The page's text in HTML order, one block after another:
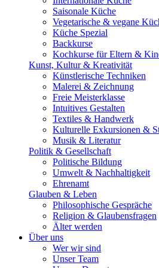
Saisonale Küche
Vegetarische & vegane
Küche Spezial
Backkurse
Kochkurse für Eltern &
Kunst, Kultur & Kreativität
Künstlerische Techniken
Malerei & Zeichnung
Freie Meisterklasse
Intuitives Gestalten
Textiles & Handwerk
Kulturelle Exkursionen &
Musik & Literatur
Politik & Gesellschaft
Politische Bildung
Umwelt & Nachhaltigkeit
Ehrenamt
Glauben & Leben
Philosophische Gespräche
Religion & Glaubensfragen
Älter werden
Über uns
Wer wir sind
Unser Team